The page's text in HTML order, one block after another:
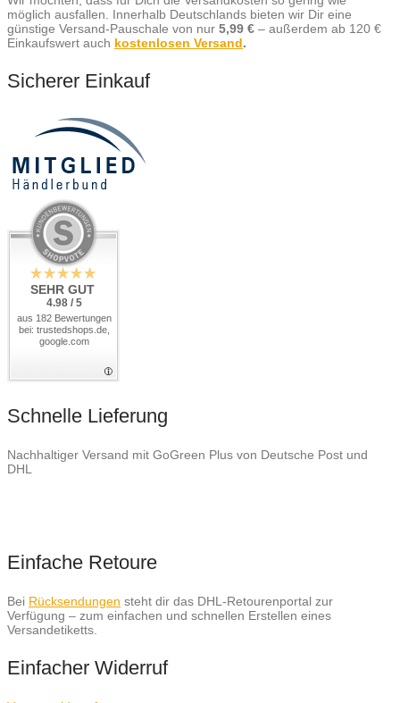
möglich ausfallen. Innerhalb Deutschlands bieten wir Dir eine
günstige Versand-Pauschale von nur 5,99 € – außerdem ab 120 €
Einkaufswert auch kostenlosen Versand.
Sicherer Einkauf
SEHR GUT
4.98 / 5
aus 182 Bewertungen
bei: trustedshops.de,
google.com
Schnelle Lieferung
Nachhaltiger Versand mit GoGreen Plus von Deutsche Post und
DHL
Einfache Retoure
Bei Rücksendungen steht dir das DHL-Retourenportal zur
Verfügung – zum einfachen und schnellen Erstellen eines
Versandetiketts.
Einfacher Widerruf